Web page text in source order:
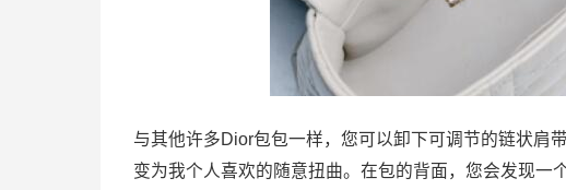
与其他许多Dior包包一样，您可以卸下可调节的链状肩
变为我个人喜欢的随意扭曲。在包的背面，您会发现一